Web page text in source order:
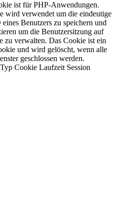
ist für PHP-Anwendungen.
wird verwendet um die eindeutige
eines Benutzers zu speichern und
um die Benutzersitzung auf
zu verwalten. Das Cookie ist ein
und wird gelöscht, wenn alle
geschlossen werden.
Typ Cookie Laufzeit Session